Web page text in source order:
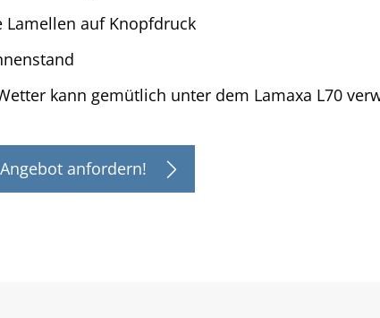
auf Knopfdruck
kann gemütlich unter dem Lamaxa L70
anfordern!